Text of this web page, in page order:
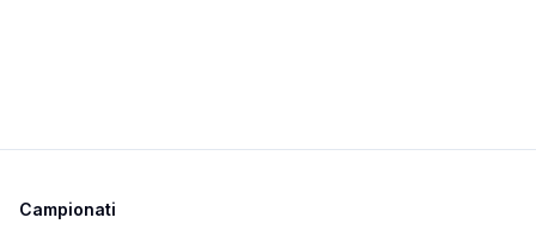
Campionati